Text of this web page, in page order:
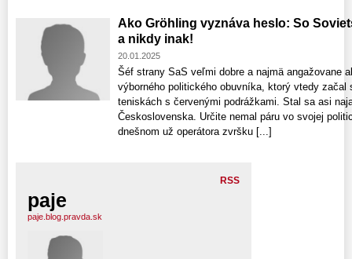
Ako Gröhling vyznáva heslo: So
a nikdy inak!
20.01.2025
Šéf strany SaS veľmi dobre a najmä angažovane
výborného politického obuvníka, ktorý vtedy začal
teniskách s červenými podrážkami. Stal sa asi
Československa. Určite nemal páru vo svojej
dnešnom už operátora zvršku [...]
RSS
paje
paje.blog.pravda.sk